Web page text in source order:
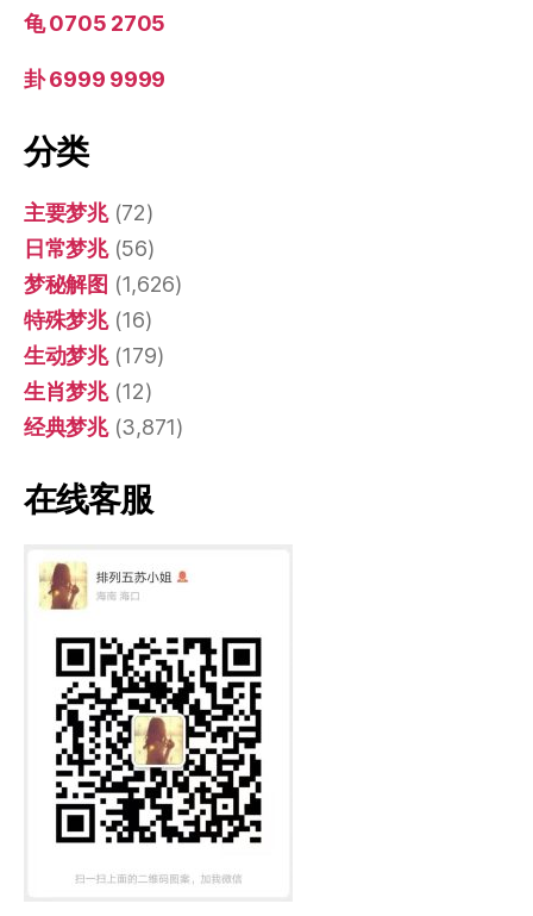
龟 0705 2705
卦 6999 9999
分类
主要梦兆(72)
日常梦兆(56)
梦秘解图 (1,626)
特殊梦兆(16)
生动梦兆(179)
生肖梦兆(12)
经典梦兆(3,871)
在线客服